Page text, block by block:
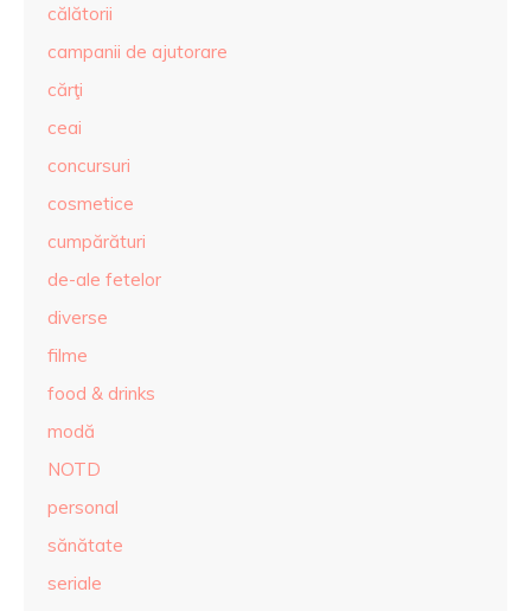
călătorii
campanii de ajutorare
cărţi
ceai
concursuri
cosmetice
cumpărături
de-ale fetelor
diverse
filme
food & drinks
modă
NOTD
personal
sănătate
seriale